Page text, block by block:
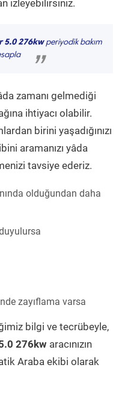
izleyebilirsiniz.
5.0 276kwperiyodik bakım
”
zamanı gelmediği
ihtiyacı olabilir.
birini yaşadığınızı
aramanızı yâda
tavsiye ederiz.
olduğundan daha
zayıflama varsa
bilgi ve tecrübeyle,
276kw aracınızın
Araba ekibi olarak